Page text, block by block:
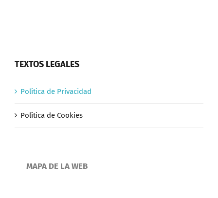
TEXTOS LEGALES
Política de Privacidad
Política de Cookies
MAPA DE LA WEB